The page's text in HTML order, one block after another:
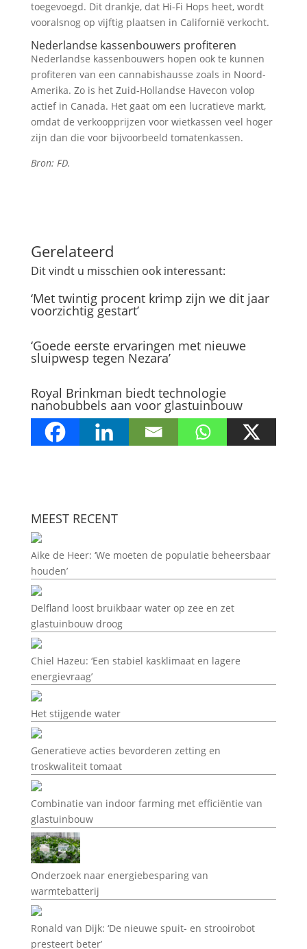
toegevoegd. Dit drankje, dat Hi-Fi Hops heet, wordt
vooralsnog op vijftig plaatsen in Californië verkocht.
Nederlandse kassenbouwers profiteren
Nederlandse kassenbouwers hopen ook te kunnen
profiteren van een cannabishausse zoals in Noord-
Amerika. Zo is het Zuid-Hollandse Havecon volop
actief in Canada. Het gaat om een lucratieve markt,
omdat de verkoopprijzen voor wietkassen veel hoger
zijn dan die voor bijvoorbeeld tomatenkassen.
Bron: FD.
Gerelateerd
Dit vindt u misschien ook interessant:
‘Met twintig procent krimp zijn we dit jaar
voorzichtig gestart’
‘Goede eerste ervaringen met nieuwe
sluipwesp tegen Nezara’
Royal Brinkman biedt technologie
nanobubbels aan voor glastuinbouw
MEEST RECENT
Aike de Heer: ‘We moeten de populatie beheersbaar
houden’
Delfland loost bruikbaar water op zee en zet
glastuinbouw droog
Chiel Hazeu: ‘Een stabiel kasklimaat en lagere
energievraag’
Het stijgende water
Generatieve acties bevorderen zetting en
troskwaliteit tomaat
Combinatie van indoor farming met efficiëntie van
glastuinbouw
Onderzoek naar energiebesparing van
warmtebatterij
Ronald van Dijk: ‘De nieuwe spuit- en strooirobot
presteert beter’